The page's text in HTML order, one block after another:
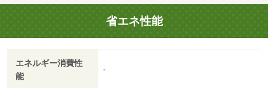
便座／洗面所独立／駐輪場／宅配ボックス／敷金不要／防
犯カメラ／ＩＨクッキングヒーター／照明付／ウォークイ
ンクロゼット／保証人不要／物置／ネット使用料不要／浄
水器／２×４工法／２４時間換気システム／複層ガラス／
サンルーム／人感照明センサー／浴室未使用／トイレ未使
用／未入居／敷地内ごみ置き場／南西向き／プロパンガス
省エネ性能
エネルギー消費性
能
-